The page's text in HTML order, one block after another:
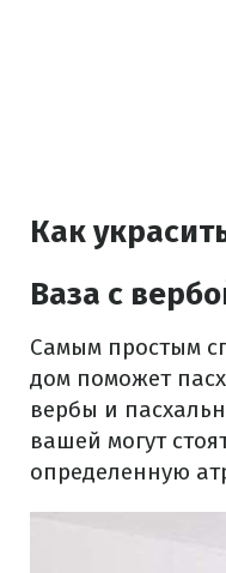
Как
Ваза с
Самым простым
дом поможет
вербы и
вашей могут
определенную